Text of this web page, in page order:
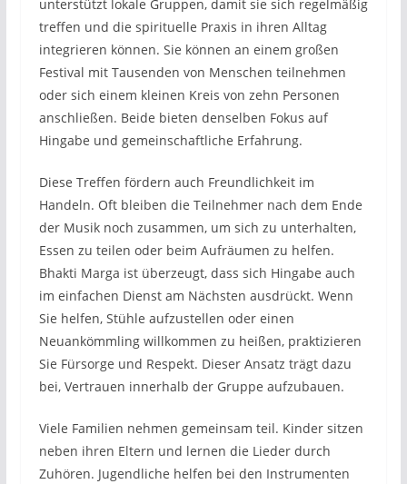
unterstützt lokale Gruppen, damit sie sich regelmäßig
treffen und die spirituelle Praxis in ihren Alltag
integrieren können. Sie können an einem großen
Festival mit Tausenden von Menschen teilnehmen
oder sich einem kleinen Kreis von zehn Personen
anschließen. Beide bieten denselben Fokus auf
Hingabe und gemeinschaftliche Erfahrung.
Diese Treffen fördern auch Freundlichkeit im
Handeln. Oft bleiben die Teilnehmer nach dem Ende
der Musik noch zusammen, um sich zu unterhalten,
Essen zu teilen oder beim Aufräumen zu helfen.
Bhakti Marga ist überzeugt, dass sich Hingabe auch
im einfachen Dienst am Nächsten ausdrückt. Wenn
Sie helfen, Stühle aufzustellen oder einen
Neuankömmling willkommen zu heißen, praktizieren
Sie Fürsorge und Respekt. Dieser Ansatz trägt dazu
bei, Vertrauen innerhalb der Gruppe aufzubauen.
Viele Familien nehmen gemeinsam teil. Kinder sitzen
neben ihren Eltern und lernen die Lieder durch
Zuhören. Jugendliche helfen bei den Instrumenten